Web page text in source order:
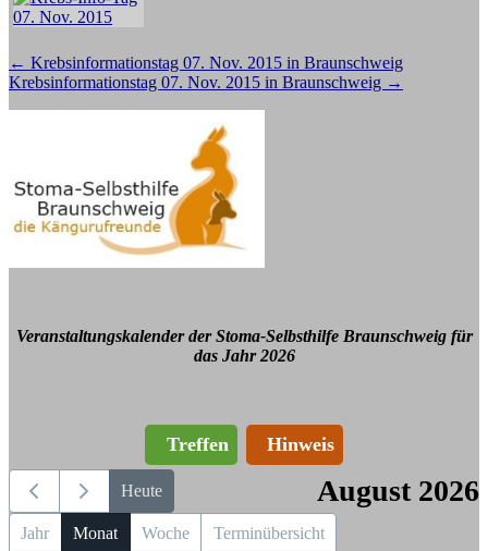
Beitragsnavigation
← Krebsinformationstag 07. Nov. 2015 in Braunschweig
Krebsinformationstag 07. Nov. 2015 in Braunschweig →
Veranstaltungskalender der Stoma-Selbsthilfe Braunschweig für
das Jahr 2026
Treffen Hinweis
Heute August 2026
Jahr Monat Woche Terminübersicht